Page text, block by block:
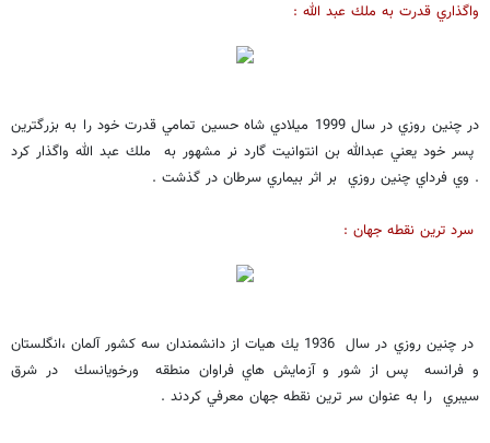
واگذاري قدرت به ملك عبد الله :
در چنين روزي در سال 1999 ميلادي شاه حسين تمامي قدرت خود را به بزرگترين
پسر خود يعني عبدالله بن انتوانيت گارد نر مشهور به ملك عبد الله واگذار كرد
. وي فرداي چنين روزي بر اثر بيماري سرطان در گذشت .
سرد ترين نقطه جهان :
در چنين روزي در سال 1936 يك هيات از دانشمندان سه كشور آلمان ،انگلستان
و فرانسه پس از شور و آزمايش هاي فراوان منطقه ورخويانسك در شرق
سيبري را به عنوان سر ترين نقطه جهان معرفي كردند .